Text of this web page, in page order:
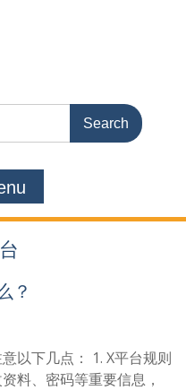
？
以下几点： 1. X平台规则
料、密码等重要信息，